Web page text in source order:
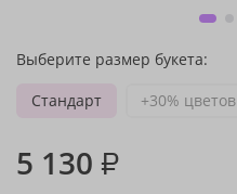
Выберите размер букета:
Стандарт
+30% цветов
5 130 ₽